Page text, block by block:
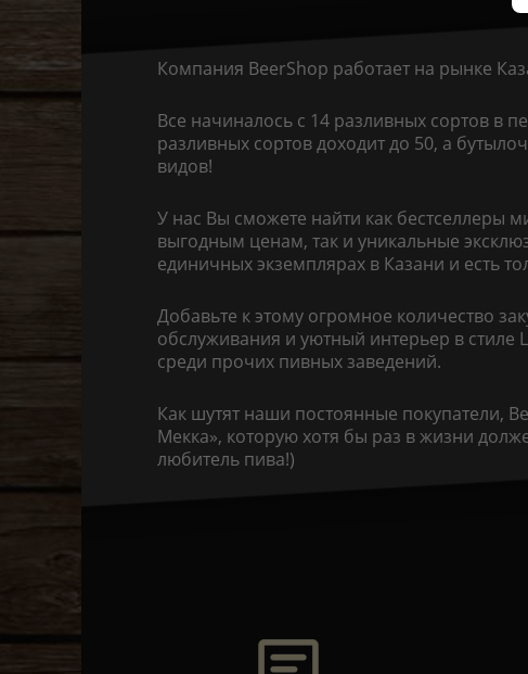
Компания BeerShop работает на рынке
Все начиналось с 14 разливных сортов в
разливных сортов доходит до 50, а
видов!
У нас Вы сможете найти как бестселлеры
выгодным ценам, так и уникальные
единичных экземплярах в Казани и есть
Добавьте к этому огромное количество
обслуживания и уютный интерьер в стиле
среди прочих пивных заведений.
Как шутят наши постоянные покупатели,
Мекка», которую хотя бы раз в жизни
любитель пива!)